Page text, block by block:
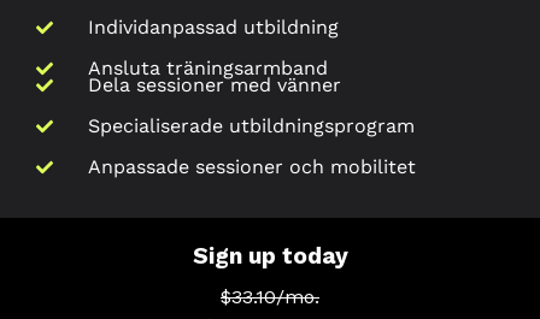
Individanpassad utbildning
Ansluta träningsarmband
Dela sessioner med vänner
Specialiserade utbildningsprogram
Anpassade sessioner och mobilitet